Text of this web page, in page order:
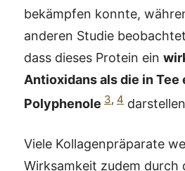
bekämpfen konnte,
anderen Studie
dass dieses Protein ein
Antioxidans als die in
Polyphenole 3, 4
Viele Kollagenpräparate
Wirksamkeit zudem durch